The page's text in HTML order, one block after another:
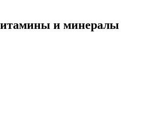
и минералы